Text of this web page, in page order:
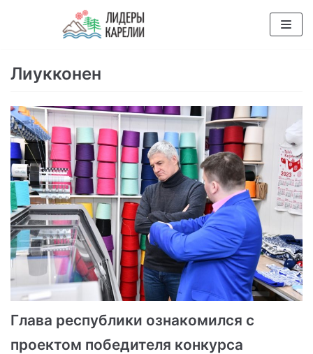
Лиукконен
Глава республики ознакомился с
проектом победителя конкурса